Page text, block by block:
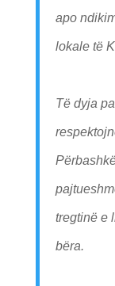
apo
lokale të
Të dyja
tregtinë e
bëra.